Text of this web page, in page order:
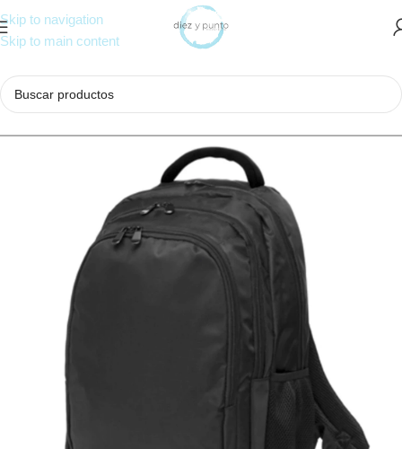
Skip to navigation
Skip to main content